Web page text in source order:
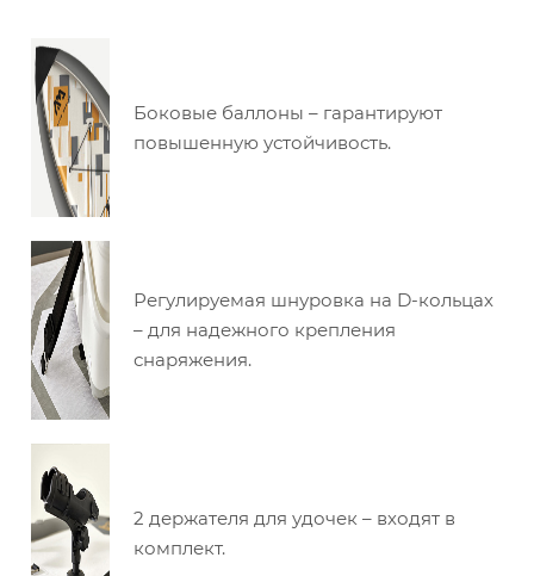
Боковые баллоны – гарантируют
повышенную устойчивость.
Регулируемая шнуровка на D-кольцах
– для надежного крепления
снаряжения.
2 держателя для удочек – входят в
комплект.